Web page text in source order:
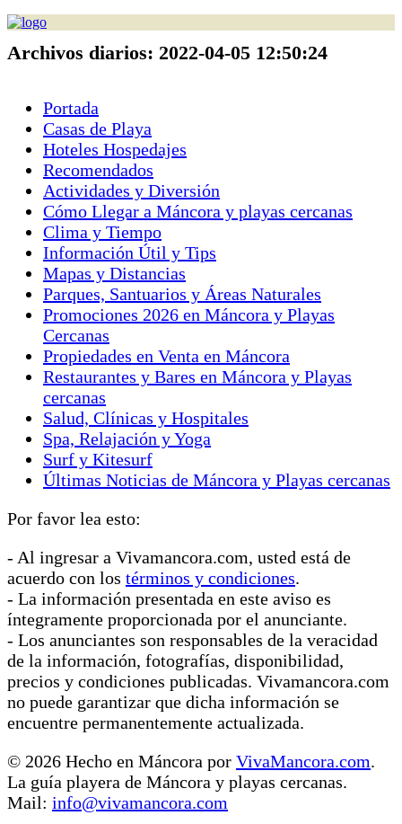
Archivos diarios: 2022-04-05 12:50:24
Portada
Casas de Playa
Hoteles Hospedajes
Recomendados
Actividades y Diversión
Cómo Llegar a Máncora y playas cercanas
Clima y Tiempo
Información Útil y Tips
Mapas y Distancias
Parques, Santuarios y Áreas Naturales
Promociones 2026 en Máncora y Playas
Cercanas
Propiedades en Venta en Máncora
Restaurantes y Bares en Máncora y Playas
cercanas
Salud, Clínicas y Hospitales
Spa, Relajación y Yoga
Surf y Kitesurf
Últimas Noticias de Máncora y Playas cercanas
Por favor lea esto:
- Al ingresar a Vivamancora.com, usted está de
acuerdo con los términos y condiciones.
- La información presentada en este aviso es
íntegramente proporcionada por el anunciante.
- Los anunciantes son responsables de la veracidad
de la información, fotografías, disponibilidad,
precios y condiciones publicadas. Vivamancora.com
no puede garantizar que dicha información se
encuentre permanentemente actualizada.
© 2026 Hecho en Máncora por VivaMancora.com.
La guía playera de Máncora y playas cercanas.
Mail: info@vivamancora.com